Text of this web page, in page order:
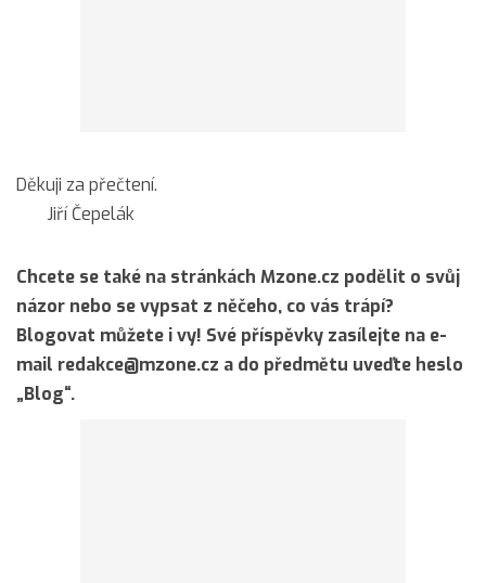
Děkuji za přečtení.
Jiří Čepelák
Chcete se také na stránkách Mzone.cz podělit o svůj
názor nebo se vypsat z něčeho, co vás trápí?
Blogovat můžete i vy! Své příspěvky zasílejte na e-
mail redakce@mzone.cz a do předmětu uveďte heslo
„Blog“.